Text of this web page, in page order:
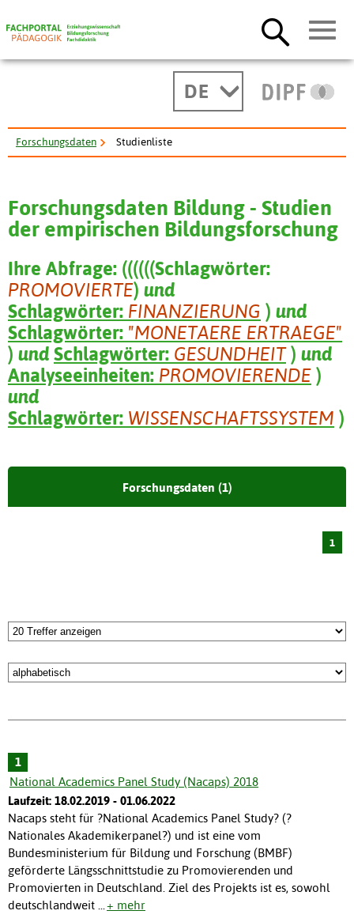
DE
Forschungsdaten Studienliste
Forschungsdaten Bildung - Studien
der empirischen Bildungsforschung
Ihre Abfrage: ((((((Schlagwörter:
PROMOVIERTE) und
Schlagwörter: FINANZIERUNG ) und
Schlagwörter: "MONETAERE ERTRAEGE"
) und Schlagwörter: GESUNDHEIT ) und
Analyseeinheiten: PROMOVIERENDE )
und
Schlagwörter: WISSENSCHAFTSSYSTEM )
Forschungsdaten (1)
1
1
National Academics Panel Study (Nacaps) 2018
Laufzeit: 18.02.2019 - 01.06.2022
Nacaps steht für ?National Academics Panel Study? (?
Nationales Akademikerpanel?) und ist eine vom
Bundesministerium für Bildung und Forschung (BMBF)
geförderte Längsschnittstudie zu Promovierenden und
Promovierten in Deutschland. Ziel des Projekts ist es, sowohl
deutschlandweit
+ mehr